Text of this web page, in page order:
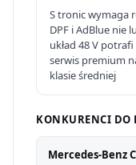
S tronic wymaga
DPF i AdBlue nie
układ 48 V
serwis premium
klasie średniej
KONKURENCI DO
Mercedes-Benz